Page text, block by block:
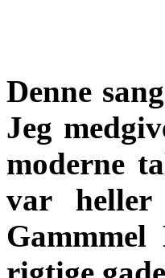
Denne
Jeg
moderne
var